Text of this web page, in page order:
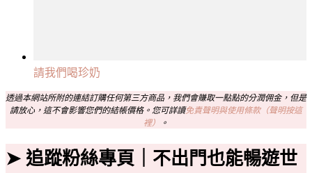
請我們喝珍奶
透過本網站所附的連結訂購任何第三方商品，我們會賺取一點點的分潤佣金，但是
請放心，這不會影響您們的結帳價格。您可詳讀免責聲明與使用條款（聲明按這
裡）
。
➤ 追蹤粉絲專頁｜不出門也能暢遊世